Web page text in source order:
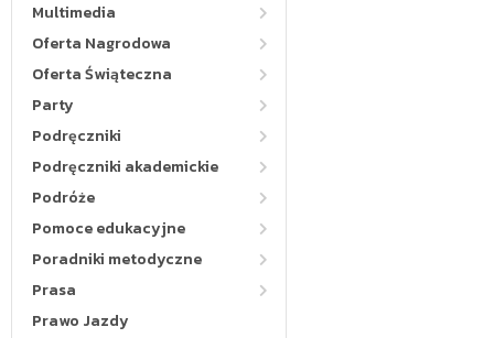
Multimedia
Oferta Nagrodowa
Oferta Świąteczna
Party
Podręczniki
Podręczniki akademickie
Podróże
Pomoce edukacyjne
Poradniki metodyczne
Prasa
Prawo Jazdy